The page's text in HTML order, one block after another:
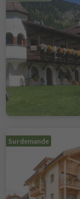
Sur demande